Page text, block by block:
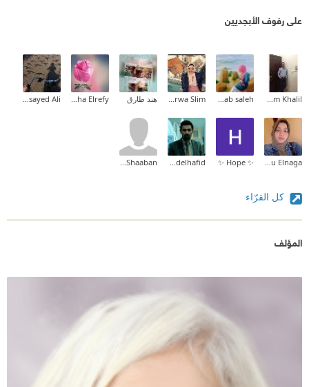
على رفوف الأبجديين
Bassem Khalil
Rehab saleh
Marwa Slim هند طارق noha Elrefy
Heba Elsayed Ali
Dina Abu Elnaga
✨ Hope ✨
Kadri Abdelhafid
Fatima Shaaban
كل القرّاء
المؤلف